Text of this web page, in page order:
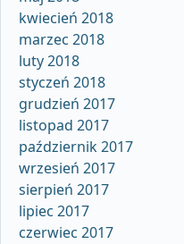
kwiecień 2018
marzec 2018
luty 2018
styczeń 2018
grudzień 2017
listopad 2017
październik 2017
wrzesień 2017
sierpień 2017
lipiec 2017
czerwiec 2017